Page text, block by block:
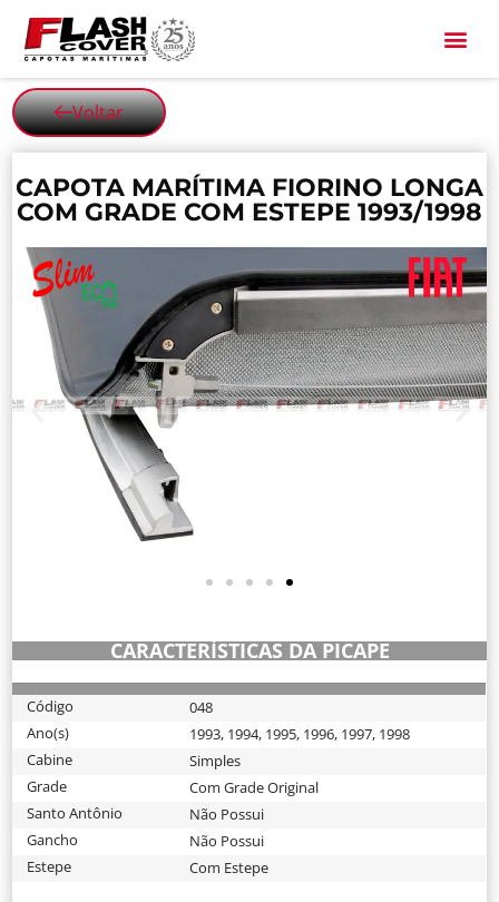
Voltar
CAPOTA MARÍTIMA FIORINO LONGA
COM GRADE COM ESTEPE 1993/1998
CARACTERÍSTICAS DA PICAPE
Código
048
Ano(s)
1993, 1994, 1995, 1996, 1997, 1998
Cabine
Simples
Grade
Com Grade Original
Santo Antônio
Não Possui
Gancho
Não Possui
Estepe
Com Estepe